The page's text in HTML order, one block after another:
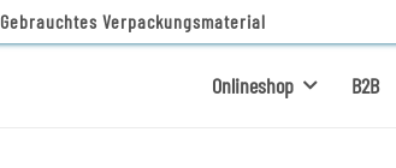
Gebrauchtes Verpackungsmaterial
Onlineshop B2B